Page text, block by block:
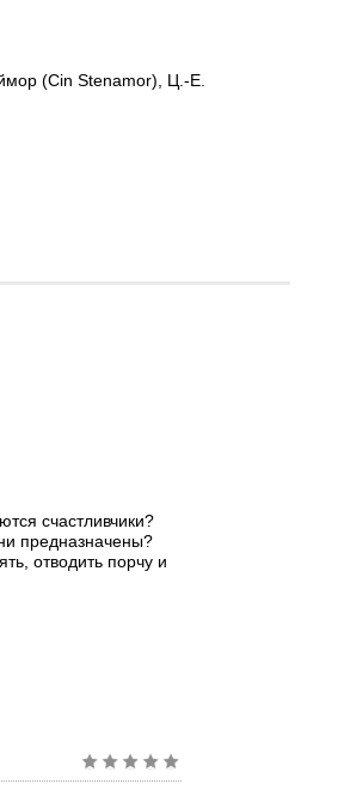
(Cin Stenamor), Ц.-Е.
счастливчики?
предназначены?
отводить порчу и